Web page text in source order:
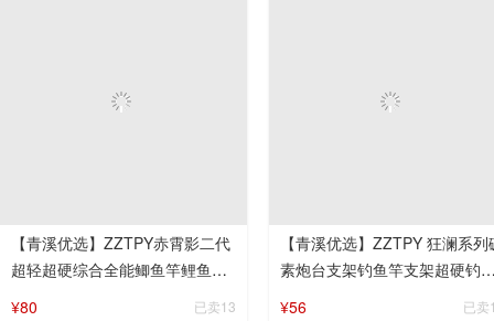
【青溪优选】ZZTPY赤霄影二代
超轻超硬综合全能鲫鱼竿鲤鱼竿
¥80 已卖13
【青溪优选】ZZTPY 狂澜系列碳
素炮台支架钓鱼竿支架超硬钓
¥56 已卖